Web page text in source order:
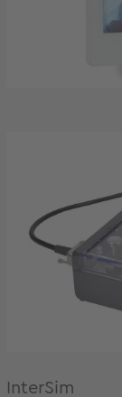
InterSim